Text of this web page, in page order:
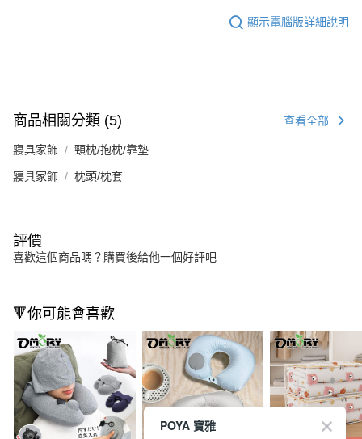
顯示電腦版詳細說明
商品相關分類 (5) 查看全部
寢具家飾 頸枕/抱枕/靠墊
寢具家飾 枕頭/枕套
評價
喜歡這個商品嗎？購買後給他一個好評吧
🔻你可能會喜歡
POYA 寶雅